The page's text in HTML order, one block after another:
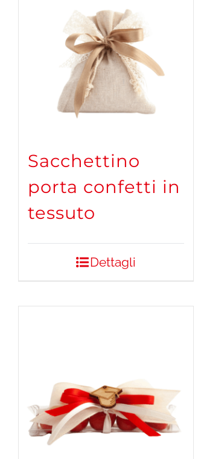
Sacchettino
porta confetti in
tessuto
Dettagli